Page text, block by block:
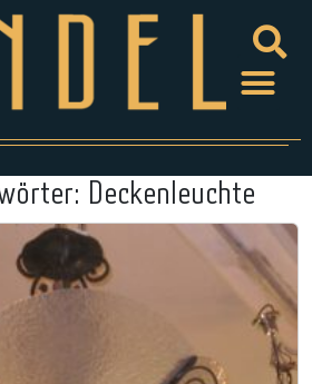
Deckenleuchte